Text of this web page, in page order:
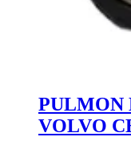
PULMON
VOLVO